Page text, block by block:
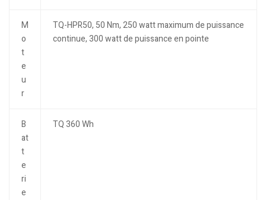
M
o
t
e
u
r
TQ-HPR50, 50 Nm, 250 watt maximum de puissance
continue, 300 watt de puissance en pointe
B
at
t
e
ri
e
TQ 360 Wh